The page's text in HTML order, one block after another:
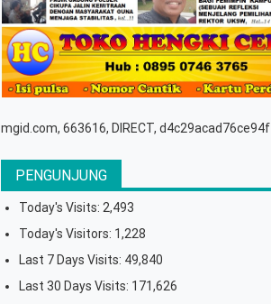
mgid.com, 663616, DIRECT, d4c29acad76ce94f
PENGUNJUNG
Today's Visits: 2,493
Today's Visitors: 1,228
Last 7 Days Visits: 49,840
Last 30 Days Visits: 171,626